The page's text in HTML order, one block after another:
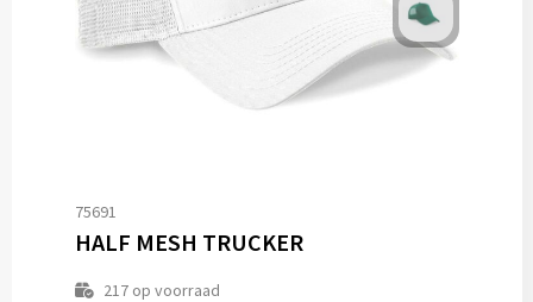
75691
HALF MESH TRUCKER
217op voorraad